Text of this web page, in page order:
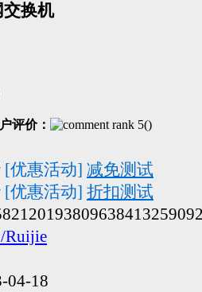
交换机
评价： ()
[优惠活动] 减免测试
[优惠活动] 折扣测试
Ruijie
04-18